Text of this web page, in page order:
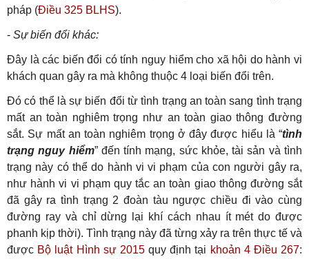
pháp (Điều 325 BLHS).
- Sự biến đổi khác:
Đây là các biến đổi có tính nguy hiểm cho xã hội do hành vi
khách quan gây ra mà không thuộc 4 loại biến đổi trên.
Đó có thể là sự biến đổi từ tình trạng an toàn sang tình trạng
mất an toàn nghiêm trọng như an toàn giao thông đường
sắt. Sự mất an toàn nghiêm trọng ở đây được hiểu là “tình
trạng nguy hiểm” đến tính mạng, sức khỏe, tài sản và tình
trạng này có thể do hành vi vi phạm của con người gây ra,
như hành vi vi phạm quy tắc an toàn giao thông đường sắt
đã gây ra tình trạng 2 đoàn tàu ngược chiều đi vào cùng
đường ray và chỉ dừng lại khí cách nhau ít mét do được
phanh kịp thời). Tình trạng này đã từng xảy ra trên thực tế và
được Bộ luật Hình sự 2015 quy định tại khoản 4 Điều 267: